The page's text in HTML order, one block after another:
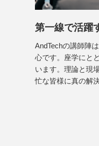
第一線で活躍
AndTechの講師陣
心です。座学にと
います。理論と現
忙な皆様に真の解